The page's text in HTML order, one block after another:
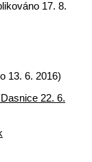
17. 8.
13. 6. 2016)
22. 6.